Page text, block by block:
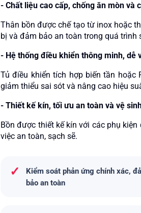
- Chất liệu cao cấp, chống ăn mòn và
Thân bồn được chế tạo từ inox hoặc
bị và đảm bảo an toàn trong quá trình
- Hệ thống điều khiển thông minh, dễ
Tủ điều khiển tích hợp biến tần hoặc
giảm thiểu sai sót và nâng cao hiệu
- Thiết kế kín, tối ưu an toàn và vệ
Bồn được thiết kế kín với các phụ
việc an toàn, sạch sẽ.
✓
Kiểm soát phản ứng chính xác,
bảo an toàn